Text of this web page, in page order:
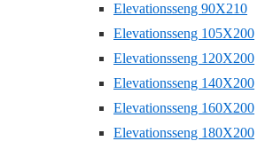
Elevationsseng 90X210
Elevationsseng 105X200
Elevationsseng 120X200
Elevationsseng 140X200
Elevationsseng 160X200
Elevationsseng 180X200